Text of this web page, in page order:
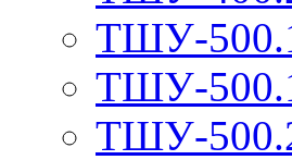
ТШУ-
ТШУ-
ТШУ-